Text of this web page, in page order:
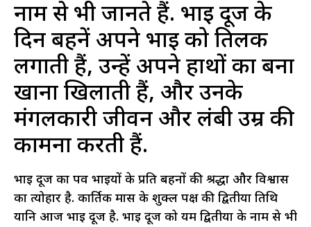
नाम से भी जानते हैं. भाई दूज के
दिन बहनें अपने भाई को तिलक
लगाती हैं, उन्हें अपने हाथों का बना
खाना खिलाती हैं, और उनके
मंगलकारी जीवन और लंबी उम्र की
कामना करती हैं.
भाई दूज का पर्व भाईयों के प्रति बहनों की श्रद्धा और विश्वास
का त्योहार है. कार्तिक मास के शुक्ल पक्ष की द्वितीया तिथि
यानि आज भाई दूज है. भाई दूज को यम द्वितीया के नाम से भी